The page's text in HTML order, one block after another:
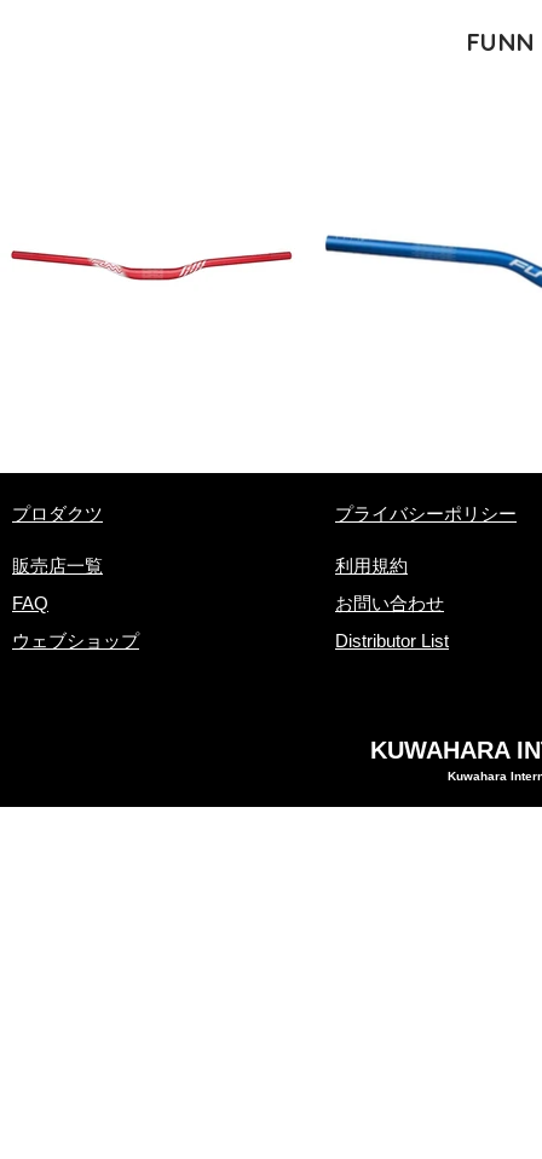
​プロダクツ
販売店一覧
FAQ
ウェブショップ
プライバシーポリシー
利用規約
お問い合わせ
Distributor List
Kuwahara
KUWAHARA